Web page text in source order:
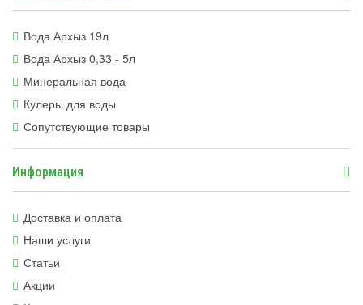
Вода Архыз 19л
Вода Архыз 0,33 - 5л
Минеральная вода
Кулеры для воды
Сопутствующие товары
Информация
Доставка и оплата
Наши услуги
Статьи
Акции